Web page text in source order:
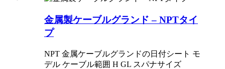
金属製ケーブルグランド – NPTタイ
プ
NPT 金属ケーブルグランドの日付シート モ
デル ケーブル範囲 H GL スパナサイズ